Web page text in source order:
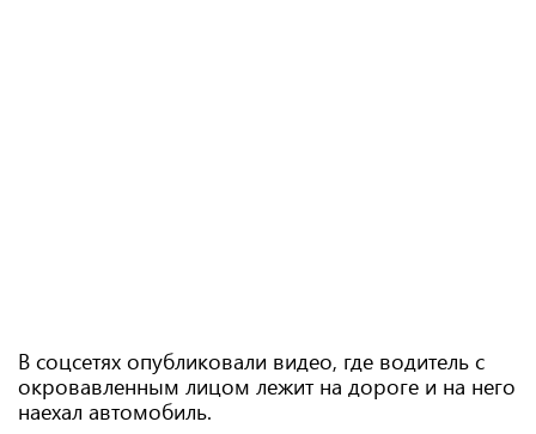
В соцсетях опубликовали видео, где водитель с
окровавленным лицом лежит на дороге и на него
наехал автомобиль.